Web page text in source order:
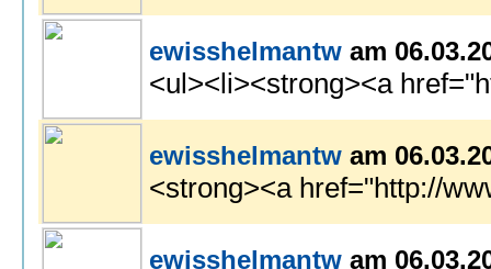
ewisshelmantw am
<ul><li><strong><a
ewisshelmantw am
<strong><a href="http://
ewisshelmantw am